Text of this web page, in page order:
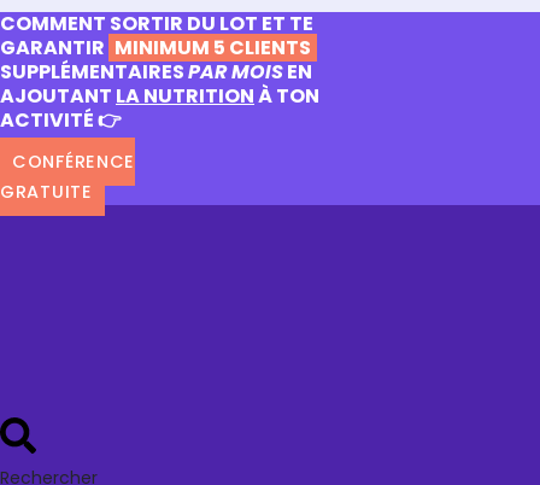
COMMENT SORTIR DU LOT ET TE
GARANTIR MINIMUM 5 CLIENTS
SUPPLÉMENTAIRESPAR MOISEN
AJOUTANT LA NUTRITIONÀ TON
ACTIVITÉ 👉
CONFÉRENCE
GRATUITE
Rechercher